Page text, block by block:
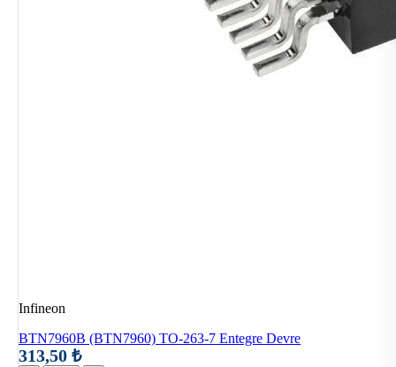
Infineon
BTN7960B (BTN7960) TO-263-7 Entegre Devre
313,50 ₺